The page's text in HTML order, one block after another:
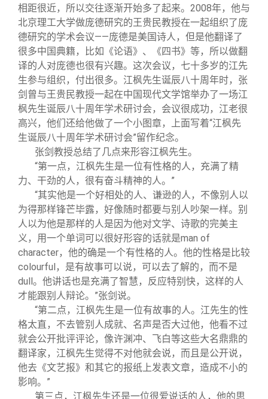
相距很近，所以交往逐渐开始多了起来。2008年，他与
北京理工大学做庞德研究的王贵民教授在一起组织了庞
德研究的学术会议——庞德是美国诗人，但是他翻译了
很多中国典籍，比如《论语》、《四书》等，所以做翻
译的人对庞德也很有兴趣。这次会议，七十多岁的江先
生参与组织，付出很多。江枫先生诞辰八十周年时，张
剑曾与王贵民教授一起在中国现代文学馆举办了一场江
枫先生诞辰八十周年学术研讨会，会议很成功，江老很
高兴，他们还给他做了一个小图章，上面写着“江枫先
生诞辰八十周年学术研讨会”留作纪念。
张剑教授总结了几点来形容江枫先生。
“第一点，江枫先生是一位有性格的人，充满了精
力、干劲的人，很有奋斗精神的人。”
“其实他是一个好相处的人、谦逊的人，不像别人以
为得那样锋芒毕露，好像随时都要与别人吵架一样。别
人以为他是那样的人是因为他对文学、诗歌的完美主
义，用一个单词可以很好形容的话就是man of
character，他的确是一个有性格的人。他的性格是比较
colourful，是有故事可以说，可以去了解的，而不是
dull。他讲话也是充满了智慧，反应特别快，这样的人
才能跟别人辩论。”张剑说。
“第二点，江枫先生是一位有故事的人。江先生的性
格太直，不去管别人成就、名声是否大过他，他看不过
就会公开批评评论，像许渊冲、飞白等这些大名鼎鼎的
翻译家，江枫先生觉得不对他就会说，而且是公开说，
他去《文艺报》和其它的报纸上发表文章，造成不小的
影响。”
第三点，江枫先生还是一位很爱说话的人，他的思